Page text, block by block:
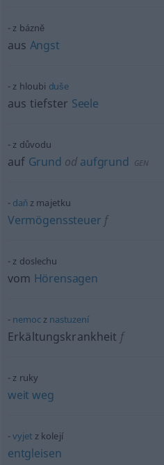
z báznĕ
aus Angst
z hloubi duše
aus tiefster Seele
z důvodu
auf Grund od aufgrund GEN
daň z majetku
Vermögenssteuer f
z doslechu
vom Hörensagen
nemocz nastuzení
Erkältungskrankheit f
z ruky
weit weg
vyjet z kolejí
entgleisen